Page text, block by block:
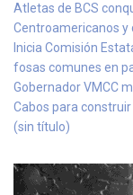
Atletas de BCS
Centroamericanos y
Inicia Comisión
fosas comunes en
Gobernador VMCC
Cabos para
(sin título)